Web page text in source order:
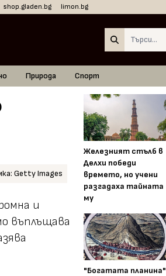
shop.gladen.bg limon.bg
Природа Спорт
Getty Images
и
въплъщава
Железният стълб в
Делхи победи
времето, но учени
разгадаха тайната
му
"Богатата планина"